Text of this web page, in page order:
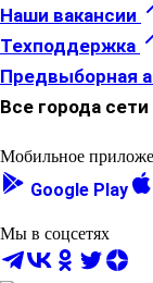
Наши вакансии
Техподдержка
Предвыборная
Все города сети
Мобильное
Google Play
Мы в соцсетях